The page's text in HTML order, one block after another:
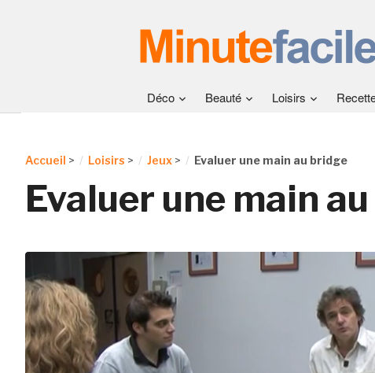
Déco Beauté Loisirs
Accueil > Loisirs > Jeux> Evaluer une main au bridge
Evaluer une main